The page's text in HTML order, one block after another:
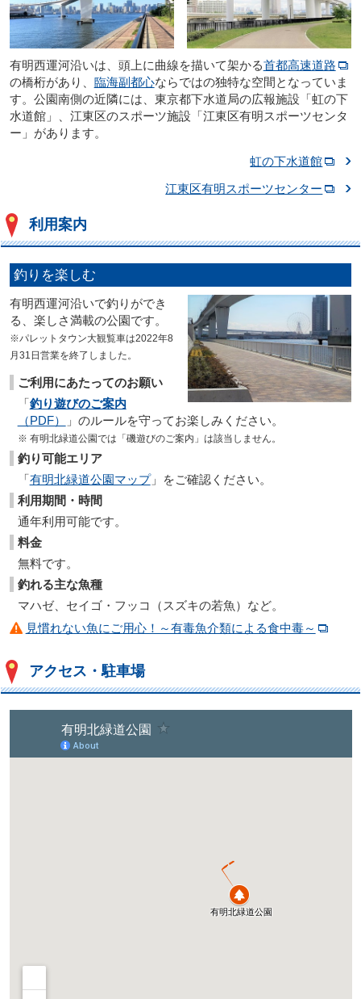
有明西運河沿いは、頭上に曲線を描いて架かる首都高速道路
の橋桁があり、 臨海副都心ならではの独特な空間となっていま
す。公園南側の近隣には、東京都下水道局の広報施設「虹の下
水道館」、江東区のスポーツ施設「江東区有明スポーツセンタ
ー」があります。
虹の下水道館
江東区有明スポーツセンター
利用案内
釣りを楽しむ
有明西運河沿いで釣りができ
る、楽しさ満載の公園です。
※パレットタウン大観覧車は2022年8
月31日営業を終了しました。
ご利用にあたってのお願い
「釣り遊びのご案内
（PDF）
」のルールを守ってお楽しみください。
※ 有明北緑道公園では「磯遊びのご案内」は該当しません。
釣り可能エリア
「有明北緑道公園マップ」をご確認ください。
利用期間・時間
通年利用可能です。
料金
無料です。
釣れる主な魚種
マハゼ、セイゴ・フッコ（スズキの若魚）など。
見慣れない魚にご用心！～有毒魚介類による食中毒～
アクセス・駐車場